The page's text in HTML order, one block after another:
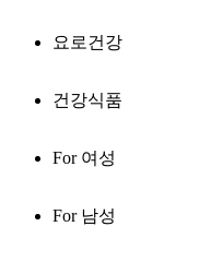
요로건강
건강식품
For 여성
For 남성